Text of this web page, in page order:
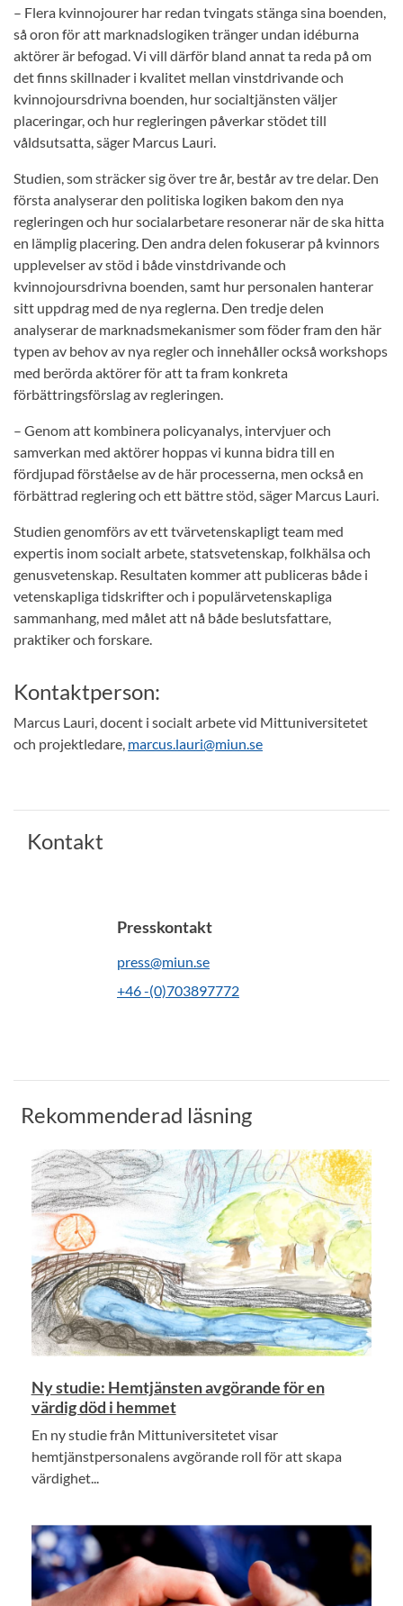
– Flera kvinnojourer har redan tvingats stänga sina boenden,
så oron för att marknadslogiken tränger undan idéburna
aktörer är befogad. Vi vill därför bland annat ta reda på om
det finns skillnader i kvalitet mellan vinstdrivande och
kvinnojoursdrivna boenden, hur socialtjänsten väljer
placeringar, och hur regleringen påverkar stödet till
våldsutsatta, säger Marcus Lauri.
Studien, som sträcker sig över tre år, består av tre delar. Den
första analyserar den politiska logiken bakom den nya
regleringen och hur socialarbetare resonerar när de ska hitta
en lämplig placering. Den andra delen fokuserar på kvinnors
upplevelser av stöd i både vinstdrivande och
kvinnojoursdrivna boenden, samt hur personalen hanterar
sitt uppdrag med de nya reglerna. Den tredje delen
analyserar de marknadsmekanismer som föder fram den här
typen av behov av nya regler och innehåller också workshops
med berörda aktörer för att ta fram konkreta
förbättringsförslag av regleringen.
– Genom att kombinera policyanalys, intervjuer och
samverkan med aktörer hoppas vi kunna bidra till en
fördjupad förståelse av de här processerna, men också en
förbättrad reglering och ett bättre stöd, säger Marcus Lauri.
Studien genomförs av ett tvärvetenskapligt team med
expertis inom socialt arbete, statsvetenskap, folkhälsa och
genusvetenskap. Resultaten kommer att publiceras både i
vetenskapliga tidskrifter och i populärvetenskapliga
sammanhang, med målet att nå både beslutsfattare,
praktiker och forskare.
Kontaktperson:
Marcus Lauri, docent i socialt arbete vid Mittuniversitetet
och projektledare, marcus.lauri@miun.se
Kontakt
Presskontakt
press@miun.se
+46 -(0)703897772
Rekommenderad läsning
Ny studie: Hemtjänsten avgörande för en
värdig död i hemmet
En ny studie från Mittuniversitetet visar
hemtjänstpersonalens avgörande roll för att skapa
värdighet...